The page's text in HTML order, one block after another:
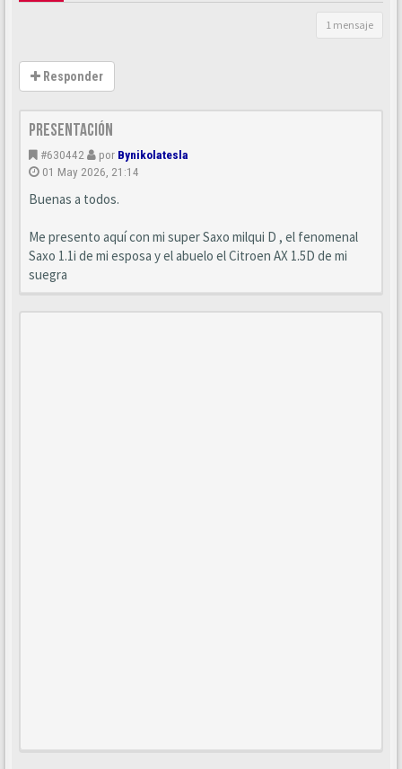
1 mensaje
Responder
Presentación
#630442 por Bynikolatesla
01 May 2026, 21:14
Buenas a todos.
Me presento aquí con mi super Saxo milqui D , el fenomenal
Saxo 1.1i de mi esposa y el abuelo el Citroen AX 1.5D de mi
suegra